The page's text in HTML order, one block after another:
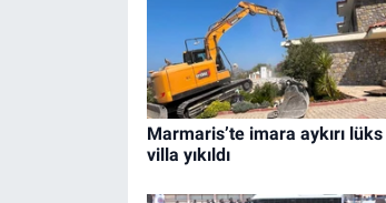
Marmaris’te imara aykırı lüks
villa yıkıldı